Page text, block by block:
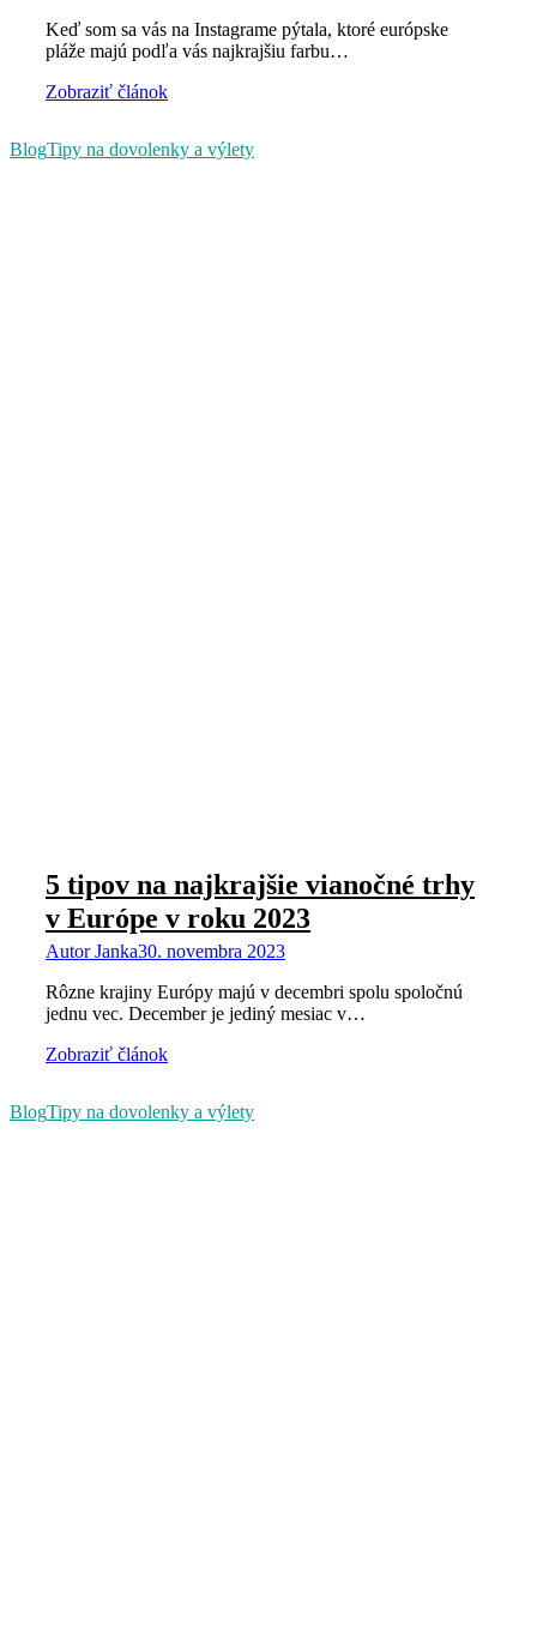
Keď som sa vás na Instagrame pýtala, ktoré európske
pláže majú podľa vás najkrajšiu farbu…
Zobraziť článok
BlogTipy na dovolenky a výlety
5 tipov na najkrajšie vianočné trhy
v Európe v roku 2023
AutorJanka30. novembra 2023
Rôzne krajiny Európy majú v decembri spolu spoločnú
jednu vec. December je jediný mesiac v…
Zobraziť článok
BlogTipy na dovolenky a výlety